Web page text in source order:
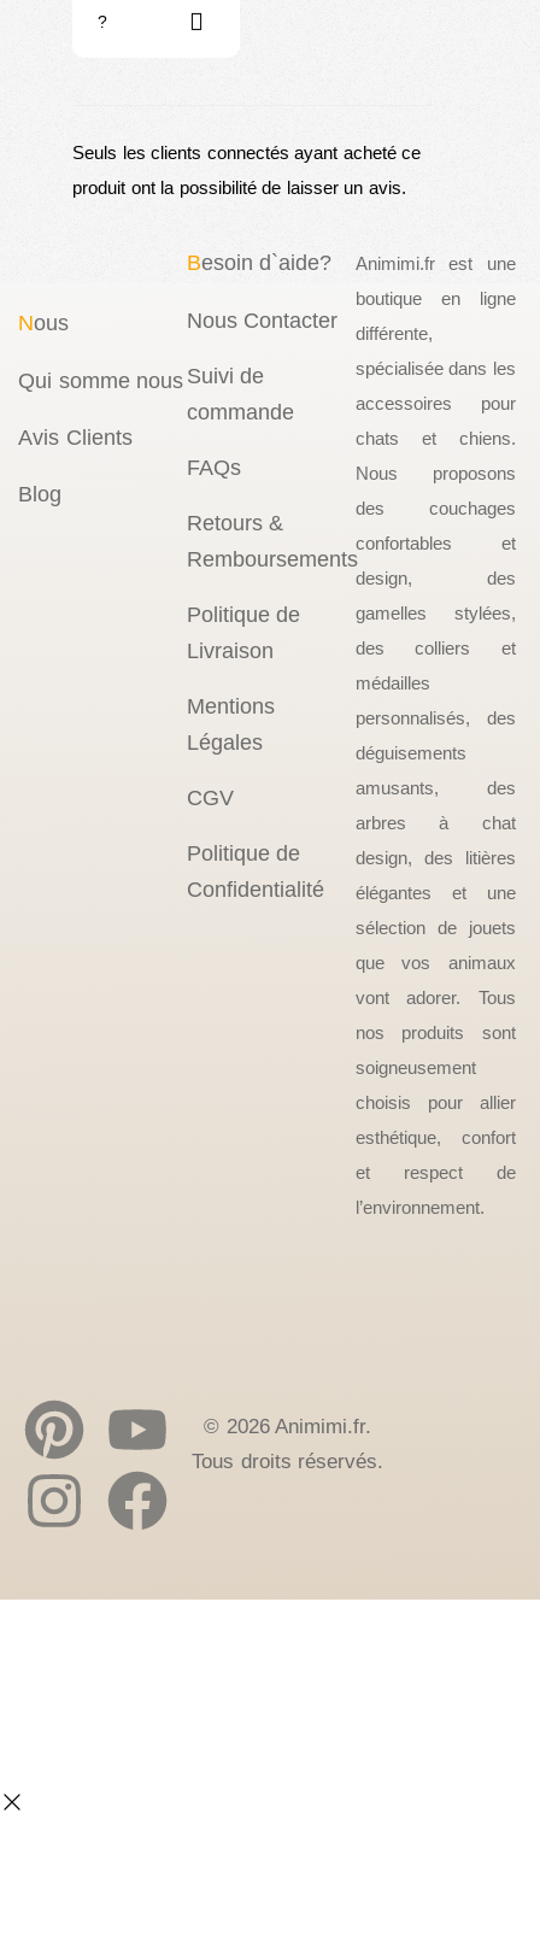
?
Seuls les clients connectés ayant acheté ce
produit ont la possibilité de laisser un avis.
Nous
Qui somme nous
Avis Clients
Blog
Besoin d`aide?
Nous Contacter
Suivi de
commande
FAQs
Retours &
Remboursements
Politique de
Livraison
Mentions
Légales
CGV
Politique de
Confidentialité
Animimi.fr est une
boutique en ligne
différente,
spécialisée dans les
accessoires pour
chats et chiens.
Nous proposons
des couchages
confortables et
design, des
gamelles stylées,
des colliers et
médailles
personnalisés, des
déguisements
amusants, des
arbres à chat
design, des litières
élégantes et une
sélection de jouets
que vos animaux
vont adorer. Tous
nos produits sont
soigneusement
choisis pour allier
esthétique, confort
et respect de
l’environnement.
© 2026 Animimi.fr.
Tous droits réservés.